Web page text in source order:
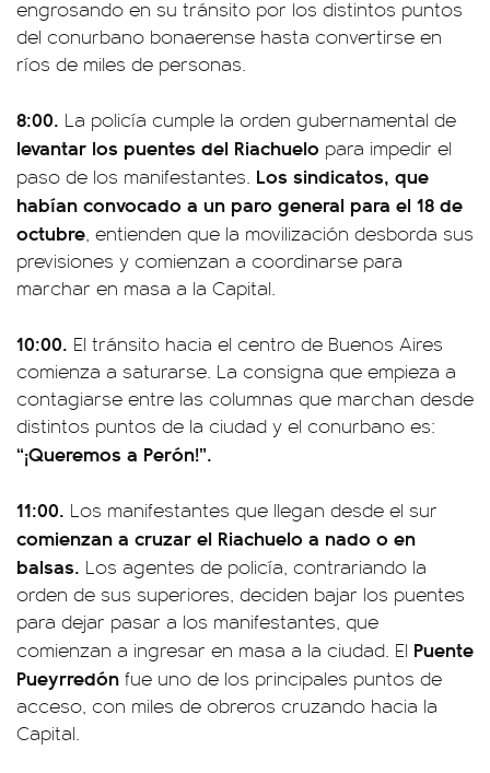
engrosando en su tránsito por los distintos puntos
del conurbano bonaerense hasta convertirse en
ríos de miles de personas.
8:00. La policía cumple la orden gubernamental de
levantar los puentes del Riachuelo para impedir el
paso de los manifestantes. Los sindicatos, que
habían convocado a un paro general para el 18 de
octubre, entienden que la movilización desborda sus
previsiones y comienzan a coordinarse para
marchar en masa a la Capital.
10:00. El tránsito hacia el centro de Buenos Aires
comienza a saturarse. La consigna que empieza a
contagiarse entre las columnas que marchan desde
distintos puntos de la ciudad y el conurbano es:
“¡Queremos a Perón!”.
11:00. Los manifestantes que llegan desde el sur
comienzan a cruzar el Riachuelo a nado o en
balsas. Los agentes de policía, contrariando la
orden de sus superiores, deciden bajar los puentes
para dejar pasar a los manifestantes, que
comienzan a ingresar en masa a la ciudad. El Puente
Pueyrredón fue uno de los principales puntos de
acceso, con miles de obreros cruzando hacia la
Capital.